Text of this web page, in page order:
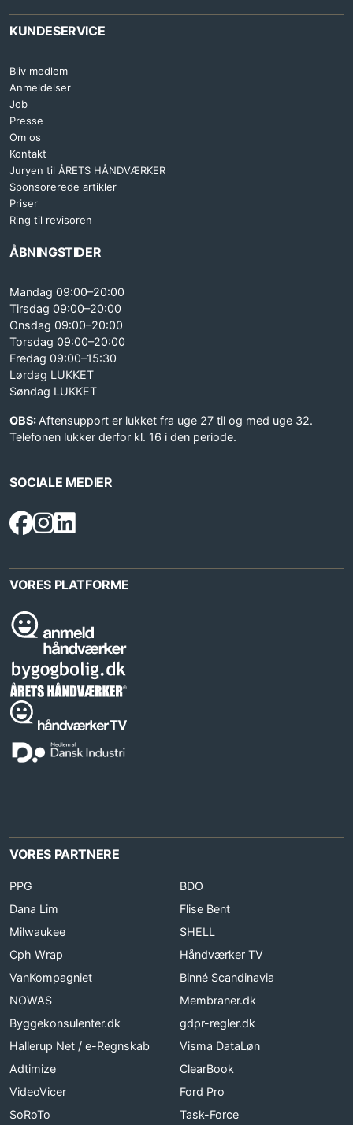
KUNDESERVICE
Bliv medlem
Anmeldelser
Job
Presse
Om os
Kontakt
Juryen til ÅRETS HÅNDVÆRKER
Sponsorerede artikler
Priser
Ring til revisoren
ÅBNINGSTIDER
Mandag 09:00–20:00
Tirsdag 09:00–20:00
Onsdag 09:00–20:00
Torsdag 09:00–20:00
Fredag 09:00–15:30
Lørdag LUKKET
Søndag LUKKET
OBS: Aftensupport er lukket fra uge 27 til og med uge 32.
Telefonen lukker derfor kl. 16 i den periode.
SOCIALE MEDIER
VORES PLATFORME
VORES PARTNERE
PPG
BDO
Dana Lim
Flise Bent
Milwaukee
SHELL
Cph Wrap
Håndværker TV
VanKompagniet
Binné Scandinavia
NOWAS
Membraner.dk
Byggekonsulenter.dk
gdpr-regler.dk
Hallerup Net / e-Regnskab
Visma DataLøn
Adtimize
ClearBook
VideoVicer
Ford Pro
SoRoTo
Task-Force